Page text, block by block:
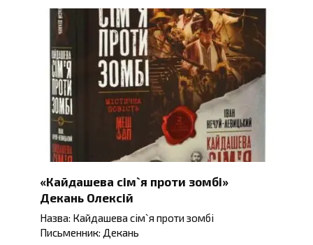
«Кайдашева сім`я проти зомбі»
Декань Олексій
Назва: Кайдашева сім`я проти зомбі
Письменник: Декань